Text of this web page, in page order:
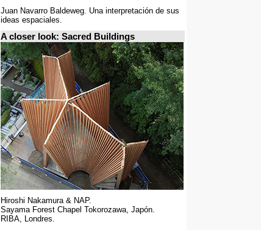
Juan Navarro Baldeweg. Una interpretación de sus
ideas espaciales.
A closer look: Sacred Buildings
Hiroshi Nakamura & NAP.
Sayama Forest Chapel Tokorozawa, Japón.
RIBA, Londres.